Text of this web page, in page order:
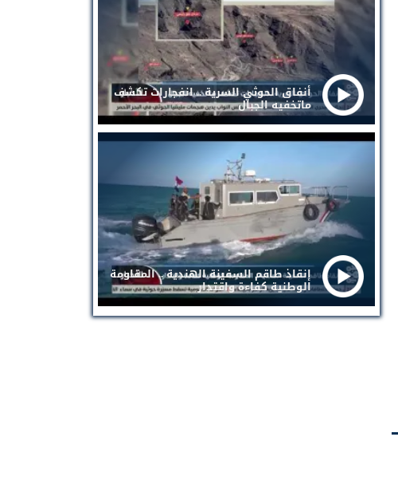
أنفاق الحوثي السرية .. انفجارات تكشف
ماتخفيه الجبال
إنقاذ طاقم السفينة الهندية .. المقاومة
الوطنية كفاءة واقتدار